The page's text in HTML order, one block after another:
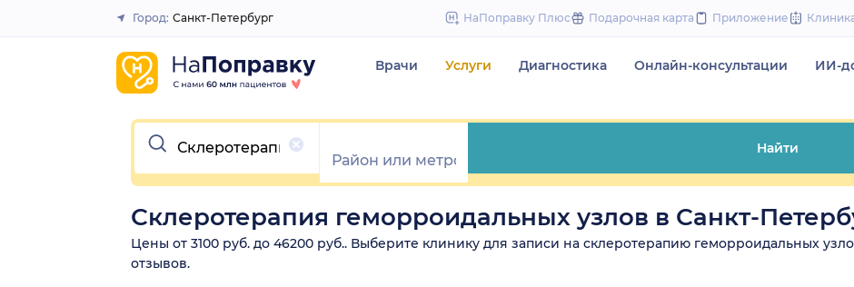
to
Закрыть
Город: Санкт-Петербург НаПоправку Плюс Подарочная карта Приложение
Врачи Услуги Диагностика Онлайн-консультации ИИ-
Очистить
Найти
Склеротерапия геморроидальных узлов в Санкт-
Цены от 3100 руб. до 46200 руб.. Выберите клинику для записи на склеротерапию геморроидальных
отзывов.